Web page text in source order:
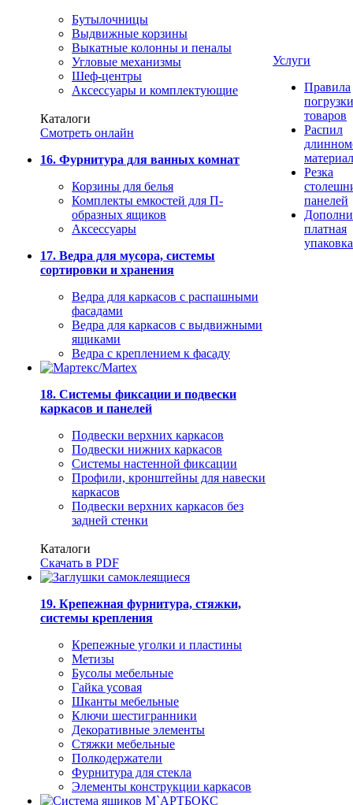
Бутылочницы
Выдвижные корзины
Выкатные колонны и пеналы
Угловые механизмы
Шеф-центры
Аксессуары и комплектующие
Каталоги
Смотреть онлайн
16. Фурнитура для ванных комнат
Корзины для белья
Комплекты емкостей для П-
образных ящиков
Аксессуары
17. Ведра для мусора, системы
сортировки и хранения
Ведра для каркасов с распашными
фасадами
Ведра для каркасов с выдвижными
ящиками
Ведра с креплением к фасаду
18. Системы фиксации и подвески
каркасов и панелей
Подвески верхних каркасов
Подвески нижних каркасов
Системы настенной фиксации
Профили, кронштейны для навески
каркасов
Подвески верхних каркасов без
задней стенки
Каталоги
Скачать в PDF
19. Крепежная фурнитура, стяжки,
системы крепления
Крепежные уголки и пластины
Метизы
Бусолы мебельные
Гайка усовая
Шканты мебельные
Ключи шестигранники
Декоративные элементы
Стяжки мебельные
Полкодержатели
Фурнитура для стекла
Элементы конструкции каркасов
Услуги
Правила
погрузки
товаров
Распил
Резка
панелей
платная
упаковка